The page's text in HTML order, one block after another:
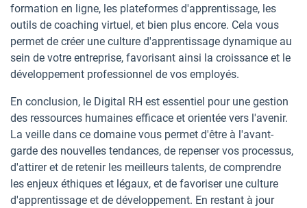
formation en ligne, les plateformes d'apprentissage, les
outils de coaching virtuel, et bien plus encore. Cela vous
permet de créer une culture d'apprentissage dynamique au
sein de votre entreprise, favorisant ainsi la croissance et le
développement professionnel de vos employés.
En conclusion, le Digital RH est essentiel pour une gestion
des ressources humaines efficace et orientée vers l'avenir.
La veille dans ce domaine vous permet d'être à l'avant-
garde des nouvelles tendances, de repenser vos processus,
d'attirer et de retenir les meilleurs talents, de comprendre
les enjeux éthiques et légaux, et de favoriser une culture
d'apprentissage et de développement. En restant à jour